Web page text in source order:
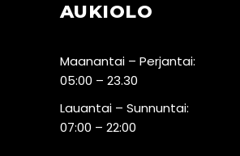
AUKIOLO
Maanantai – Perjantai:
05:00 – 23.30
Lauantai – Sunnuntai:
07:00 – 22:00